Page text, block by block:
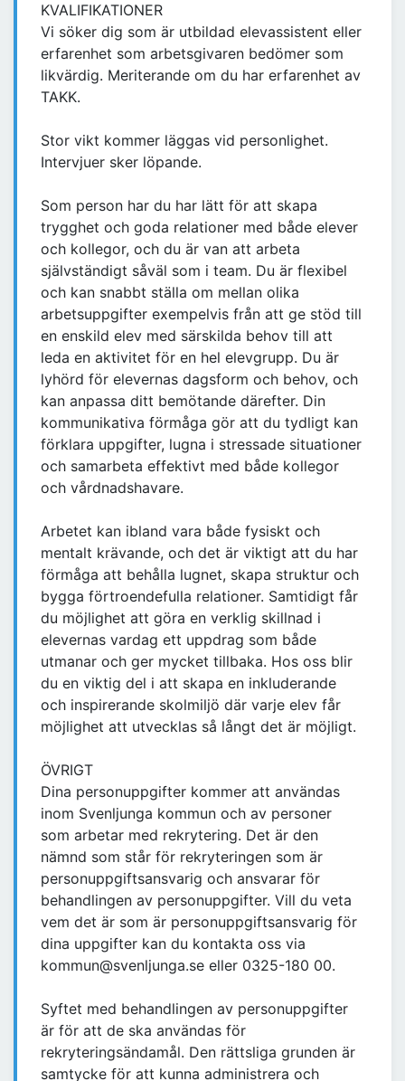
KVALIFIKATIONER
Vi söker dig som är utbildad elevassistent eller
erfarenhet som arbetsgivaren bedömer som
likvärdig. Meriterande om du har erfarenhet av
TAKK.
Stor vikt kommer läggas vid personlighet.
Intervjuer sker löpande.
Som person har du har lätt för att skapa
trygghet och goda relationer med både elever
och kollegor, och du är van att arbeta
självständigt såväl som i team. Du är flexibel
och kan snabbt ställa om mellan olika
arbetsuppgifter exempelvis från att ge stöd till
en enskild elev med särskilda behov till att
leda en aktivitet för en hel elevgrupp. Du är
lyhörd för elevernas dagsform och behov, och
kan anpassa ditt bemötande därefter. Din
kommunikativa förmåga gör att du tydligt kan
förklara uppgifter, lugna i stressade situationer
och samarbeta effektivt med både kollegor
och vårdnadshavare.
Arbetet kan ibland vara både fysiskt och
mentalt krävande, och det är viktigt att du har
förmåga att behålla lugnet, skapa struktur och
bygga förtroendefulla relationer. Samtidigt får
du möjlighet att göra en verklig skillnad i
elevernas vardag ett uppdrag som både
utmanar och ger mycket tillbaka. Hos oss blir
du en viktig del i att skapa en inkluderande
och inspirerande skolmiljö där varje elev får
möjlighet att utvecklas så långt det är möjligt.
ÖVRIGT
Dina personuppgifter kommer att användas
inom Svenljunga kommun och av personer
som arbetar med rekrytering. Det är den
nämnd som står för rekryteringen som är
personuppgiftsansvarig och ansvarar för
behandlingen av personuppgifter. Vill du veta
vem det är som är personuppgiftsansvarig för
dina uppgifter kan du kontakta oss via
kommun@svenljunga.se eller 0325-180 00.
Syftet med behandlingen av personuppgifter
är för att de ska användas för
rekryteringsändamål. Den rättsliga grunden är
samtycke för att kunna administrera och